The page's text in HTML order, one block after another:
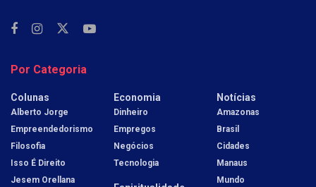
arestas!
Por Categoria